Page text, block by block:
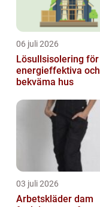
06 juli 2026
Lösullsisolering för
energieffektiva och
bekväma hus
03 juli 2026
Arbetskläder dam